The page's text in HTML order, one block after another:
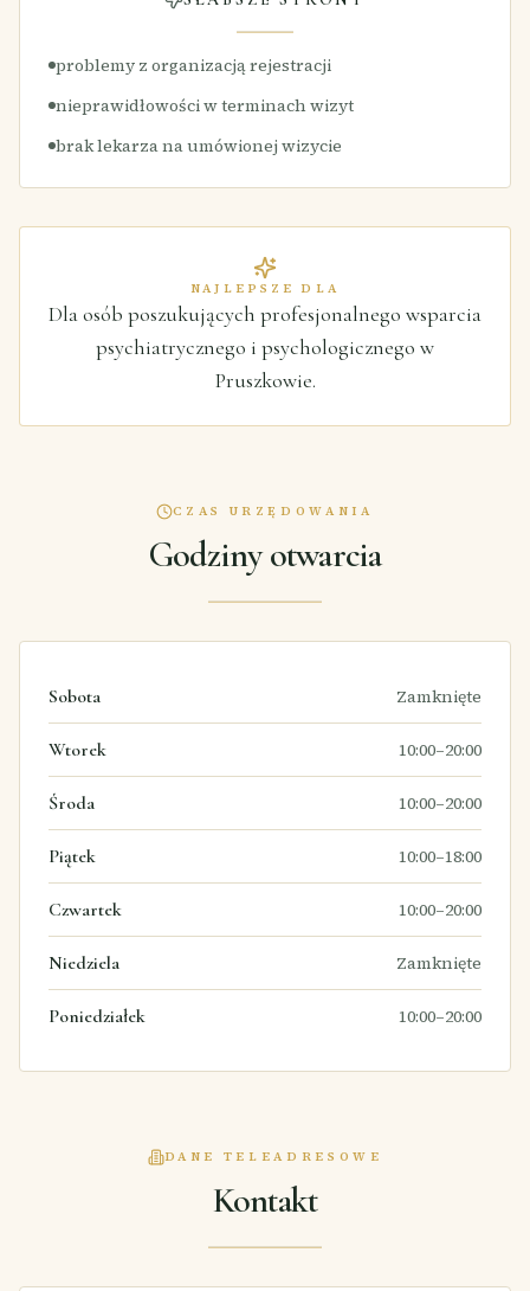
problemy z organizacją rejestracji
nieprawidłowości w terminach wizyt
brak lekarza na umówionej wizycie
NAJLEPSZE DLA
Dla osób poszukujących profesjonalnego wsparcia
psychiatrycznego i psychologicznego w
Pruszkowie.
CZAS URZĘDOWANIA
Godziny otwarcia
Sobota Zamknięte
Wtorek 10:00–20:00
Środa 10:00–20:00
Piątek 10:00–18:00
Czwartek 10:00–20:00
Niedziela Zamknięte
Poniedziałek 10:00–20:00
DANE TELEADRESOWE
Kontakt